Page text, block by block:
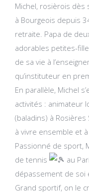
Michel, rosièrois
à Bourgeois depuis
retraite. Papa de
adorables petites-
de sa vie à
qu’instituteur en
En parallèle, Michel
activités : animateur
(baladins) à
à vivre ensemble et
Passionné de sport,
de tennis
au
dépassement de soi
Grand sportif, on le